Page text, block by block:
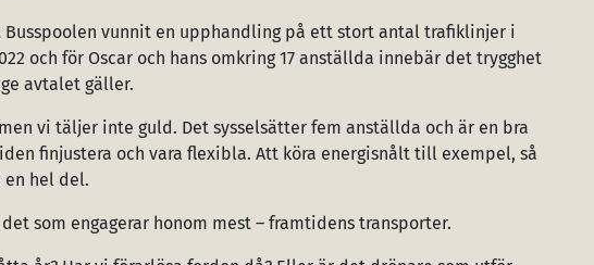
vunnit en upphandling på ett stort antal trafiklinjer i
och för Oscar och hans omkring 17 anställda innebär det trygghet
avtalet gäller.
vi täljer inte guld. Det sysselsätter fem anställda och är en bra
finjustera och vara flexibla. Att köra energisnålt till exempel, så
en hel del.
som engagerar honom mest – framtidens transporter.